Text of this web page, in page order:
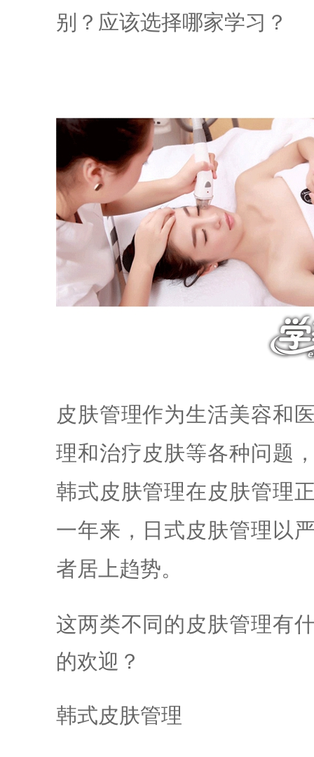
别？应该选择哪家学习？
皮肤管理作为生活美容和
理和治疗皮肤等各种问题
韩式皮肤管理在皮肤管理
一年来，日式皮肤管理以
者居上趋势。
这两类不同的皮肤管理有
的欢迎？
韩式皮肤管理